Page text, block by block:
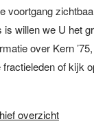
voortgang
is willen we U het
over Kern
of kijk
overzicht